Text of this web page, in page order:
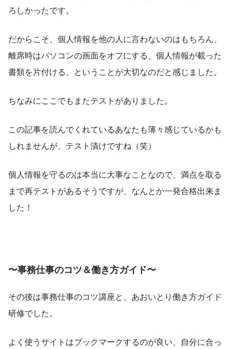
ろしかったです。
だからこそ、個人情報を他の人に言わないのはもちろん、
離席時はパソコンの画面をオフにする、個人情報が載った
書類を片付ける、ということが大切なのだと感じました。
ちなみにここでもまたテストがありました。
この記事を読んでくれているあなたも薄々感じているかも
しれませんが、テスト漬けですね（笑）
個人情報を守るのは本当に大事なことなので、満点を取る
まで再テストがあるそうですが、なんとか一発合格出来ま
した！
〜事務仕事のコツ＆働き方ガイド〜
その後は事務仕事のコツ講座と、あおいとり働き方ガイド
研修でした。
よく使うサイトはブックマークするのが良い、自分に合っ